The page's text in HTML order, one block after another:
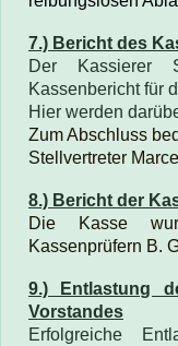
7.) Bericht des
Der Kassierer
Kassenbericht für
Hier werden
Zum Abschluss
Stellvertreter
8.) Bericht der
Die Kasse
Kassenprüfern B.
9.) Entlastung
Vorstandes
Erfolgreiche